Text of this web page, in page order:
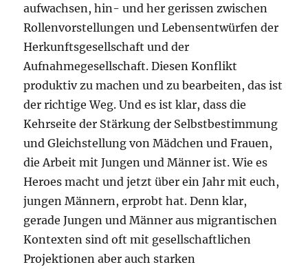
aufwachsen, hin- und her gerissen zwischen
Rollenvorstellungen und Lebensentwürfen der
Herkunftsgesellschaft und der
Aufnahmegesellschaft. Diesen Konflikt
produktiv zu machen und zu bearbeiten, das ist
der richtige Weg. Und es ist klar, dass die
Kehrseite der Stärkung der Selbstbestimmung
und Gleichstellung von Mädchen und Frauen,
die Arbeit mit Jungen und Männer ist. Wie es
Heroes macht und jetzt über ein Jahr mit euch,
jungen Männern, erprobt hat. Denn klar,
gerade Jungen und Männer aus migrantischen
Kontexten sind oft mit gesellschaftlichen
Projektionen aber auch starken